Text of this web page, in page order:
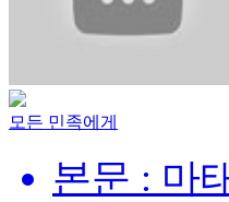
모든 민족에게
본문 : 마